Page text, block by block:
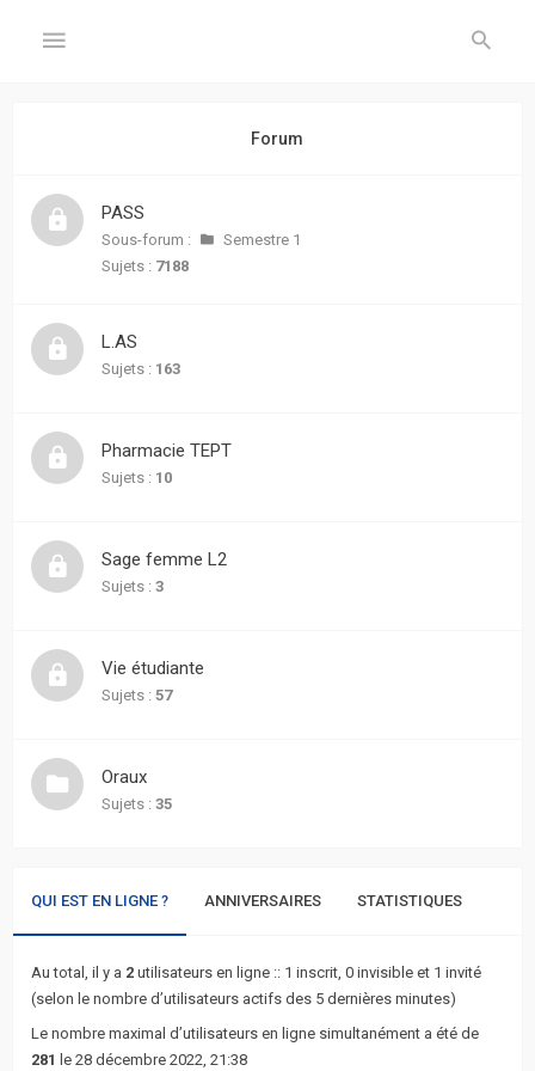
Inscription
FORUM
sans
réponse
actifs
Recherche
avancée
L’équipe
Forum
PASS
Sous-forum :
Semestre 1
Sujets : 7188
L.AS
Sujets : 163
Pharmacie TEPT
Sujets : 10
Sage femme L2
Sujets : 3
Vie étudiante
Sujets : 57
Oraux
Sujets : 35
QUI EST EN LIGNE ? ANNIVERSAIRES STATISTIQUES
Au total, il y a 2 utilisateurs en ligne :: 1 inscrit, 0 invisible et 1 invité
(selon le nombre d’utilisateurs actifs des 5 dernières minutes)
Le nombre maximal d’utilisateurs en ligne simultanément a été de
281 le 28 décembre 2022, 21:38